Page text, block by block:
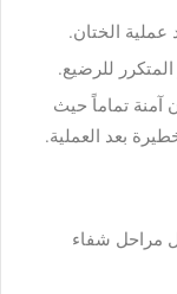
الختان.
المتكرر للرضيع.
آمنة تماماً حيث
بعد العملية.
مراحل شفاء